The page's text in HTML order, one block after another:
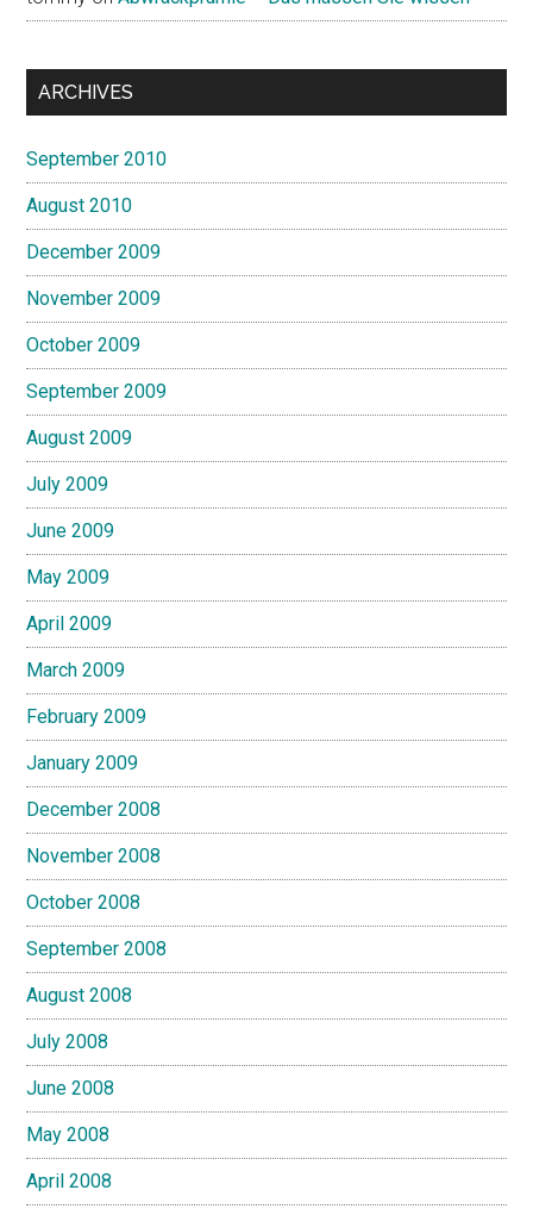
ARCHIVES
September 2010
August 2010
December 2009
November 2009
October 2009
September 2009
August 2009
July 2009
June 2009
May 2009
April 2009
March 2009
February 2009
January 2009
December 2008
November 2008
October 2008
September 2008
August 2008
July 2008
June 2008
May 2008
April 2008